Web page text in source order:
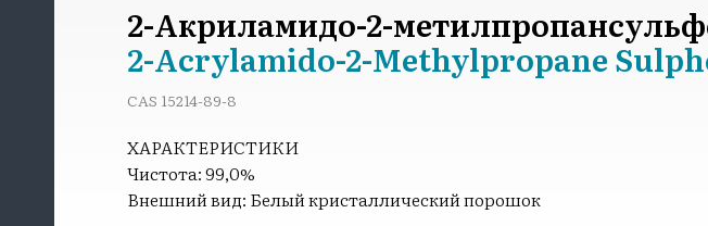
2-Акриламидо-2-
2-Acrylamido-2-Methylpropane
CAS 15214-89-8
ХАРАКТЕРИСТИКИ
Чистота: 99,0%
Внешний вид: Белый кристаллический порошок